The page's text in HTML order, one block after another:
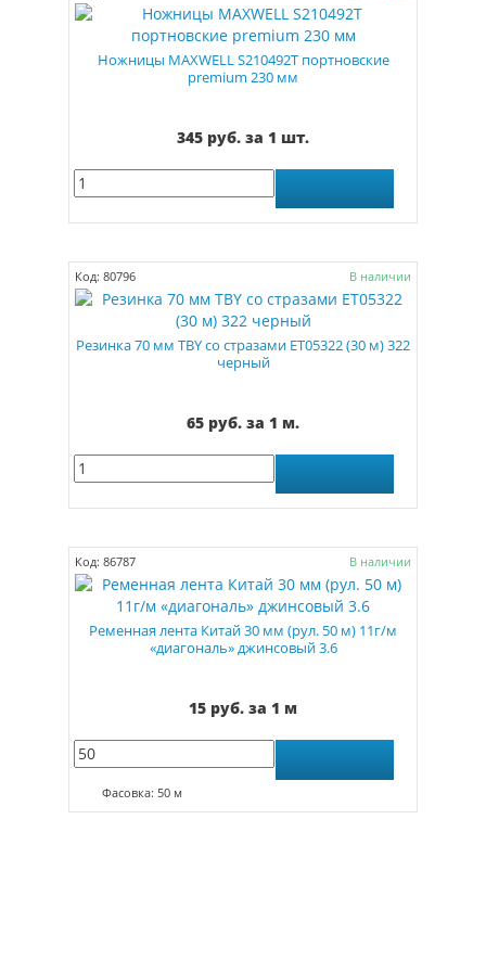
Ножницы MAXWELL S210492Т портновские
premium 230 мм
345 руб. за 1 шт.
Код: 80796 В наличии
Резинка 70 мм TBY со стразами ET05322 (30 м) 322
черный
65 руб. за 1 м.
Код: 86787 В наличии
Ременная лента Китай 30 мм (рул. 50 м) 11г/м
«диагональ» джинсовый 3.6
15 руб. за 1 м
Фасовка: 50 м